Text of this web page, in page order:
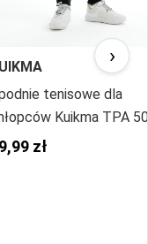
tenisowe dla
Kuikma TPA
zł
›